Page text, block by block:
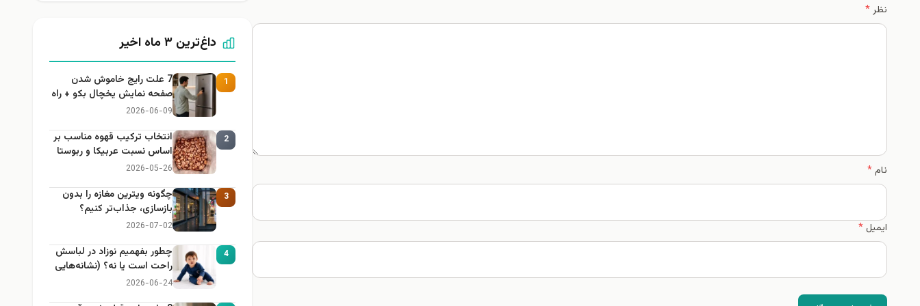
نظر*
نام*
ایمیل*
داغ‌ترین ۳ ماه اخیر
1
7 علت رایج خاموش شدن
صفحه نمایش یخچال بکو + راه
حل
2026-06-09
2
انتخاب ترکیب قهوه مناسب بر
اساس نسبت عربیکا و ربوستا
2026-05-26
3
چگونه ویترین مغازه را بدون
بازسازی، جذاب‌تر کنیم؟
2026-07-02
4
چطور بفهمیم نوزاد در لباسش
راحت است یا نه؟ (نشانه‌هایی
که هر مادر باید بداند)
2026-06-24